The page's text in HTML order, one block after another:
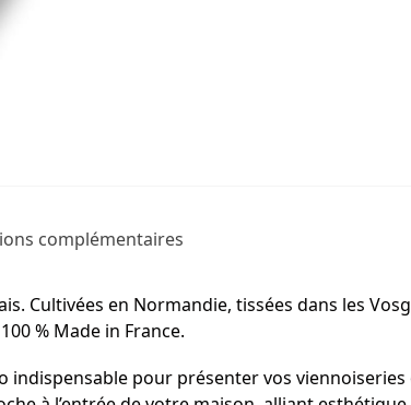
complémentaires
Cultivées en Normandie, tissées dans les
% Made in France.
indispensable pour présenter vos